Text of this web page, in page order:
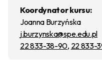
Koordynator kursu:
Joanna Burzyńska
j.burzynska@spe.edu.pl
22 833-38-90, 22 833-